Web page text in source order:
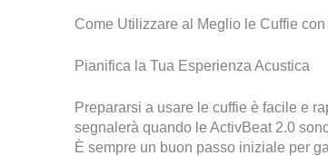
Come Utilizzare al Meglio le Cuffie
Pianifica la Tua Esperienza Acustica
Prepararsi a usare le cuffie è facile e
segnalerà quando le ActivBeat 2.0
È sempre un buon passo iniziale per